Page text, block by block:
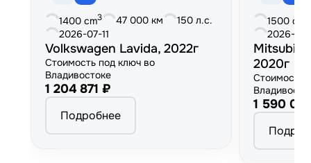
1400 cm3 47 000 км
150 л.с.
2026-07-11
Volkswagen Lavida, 2022г
Стоимость под ключ во
Владивостоке
1 204 871 ₽
Подробнее
1500 cm
2026-
2020г
Стоимость
1 590